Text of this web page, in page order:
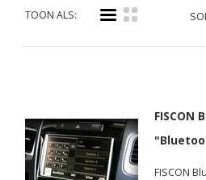
TOON ALS: i k
FISCON
FISCON